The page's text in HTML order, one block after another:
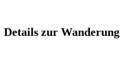
Details zur Wanderung